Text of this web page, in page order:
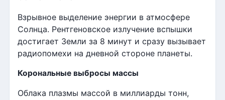
Взрывное выделение энергии в атмосфере
Солнца. Рентгеновское излучение вспышки
достигает Земли за 8 минут и сразу вызывает
радиопомехи на дневной стороне планеты.
Корональные выбросы массы
Облака плазмы массой в миллиарды тонн,